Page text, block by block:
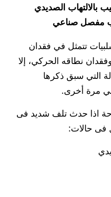
بالالتهاب الصديدي
مفصل صناعي
تتمثل في فقدان
نطاقه الحركي، إلا
التي سبق ذكرها
مرة أخرى.
اذا حدث تلف شديد فى
فى حالات: